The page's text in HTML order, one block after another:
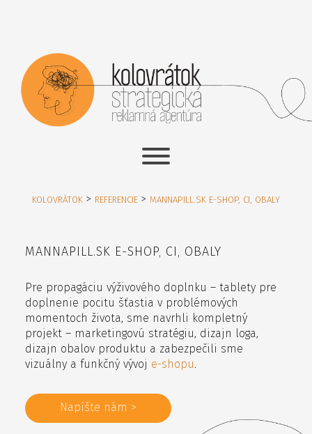
KOLOVRÁTOK > REFERENCIE > MANNAPILL.SK E-SHOP, CI, OBALY
MANNAPILL.SK E-SHOP, CI, OBALY
Pre propagáciu výživového doplnku – tablety pre
doplnenie pocitu šťastia v problémových
momentoch života, sme navrhli kompletný
projekt – marketingovú stratégiu, dizajn loga,
dizajn obalov produktu a zabezpečili sme
vizuálny a funkčný vývoj e-shopu.
Napíšte nám >